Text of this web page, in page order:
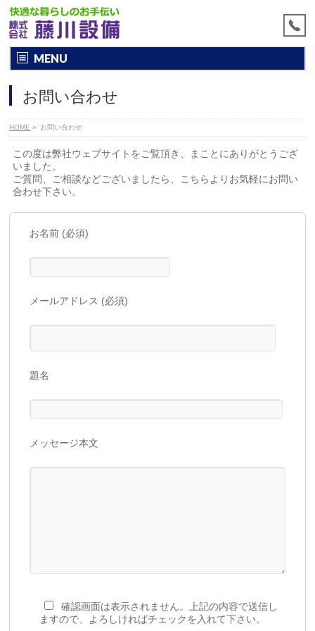
MENU
お問い合わせ
HOME » お問い合わせ
この度は弊社ウェブサイトをご覧頂き、まことにありがとうござ
いました。
ご質問、ご相談などございましたら、こちらよりお気軽にお問い
合わせ下さい。
お名前 (必須)
メールアドレス (必須)
題名
メッセージ本文
確認画面は表示されません。上記の内容で送信し
ますので、よろしければチェックを入れて下さい。